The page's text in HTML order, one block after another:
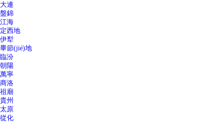
大連
盤錦
江海
定西地
伊犁
畢節(jié)地
臨汾
朝陽
萬寧
商洛
祖廟
貴州
太原
從化